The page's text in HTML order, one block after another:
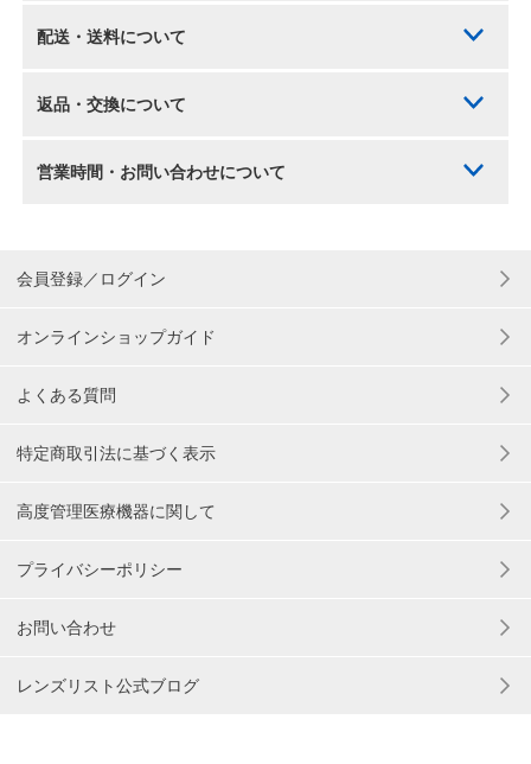
配送・送料について
返品・交換について
営業時間・お問い合わせについて
会員登録／ログイン
オンラインショップガイド
よくある質問
特定商取引法に基づく表示
高度管理医療機器に関して
プライバシーポリシー
お問い合わせ
レンズリスト公式ブログ